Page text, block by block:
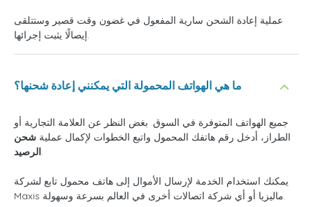
عملية إعادة الشحن سارية المفعول في غضون وقت قصير وستتلقى
إيصالًا يثبت إجرائها.
ما هي الهواتف المحمولة التي يمكنني إعادة شحنها؟
جميع الهواتف المتوفرة في السوق. بغض النظر عن العلامة التجارية أو
الطراز، أدخل رقم هاتفك المحمول واتبع الخطوات لإكمال عملية شحن
الرصيد.
يمكنك استخدام الخدمة لإرسال الأموال إلى هاتف محمول تابع لشركة
Maxis ماليزيا أو أي شركة اتصالات أخرى في العالم بسرعة وسهولة.